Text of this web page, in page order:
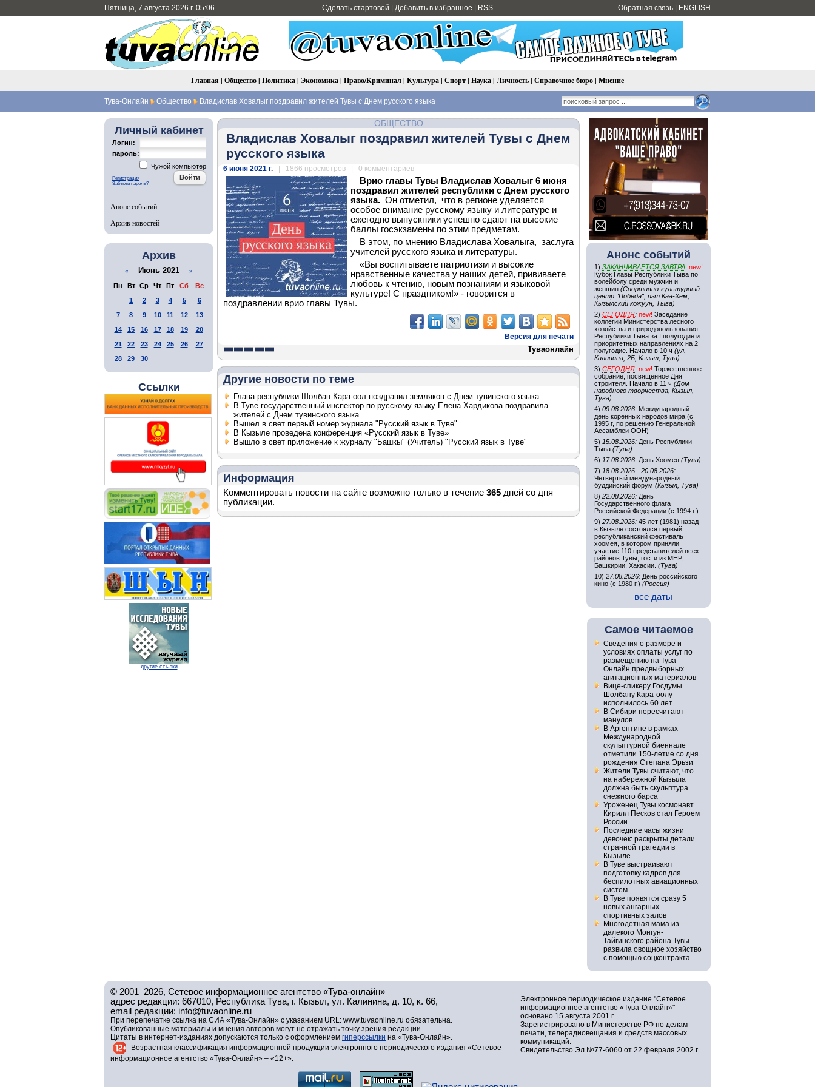
Пятница, 7 августа 2026 г. 05:06 Сделать стартовой Добавить в избранное RSS Обратная связь ENGLISH
Главная | Общество| Политика| Экономика| Право/Криминал| Культура| Спорт| Наука| Личность| Справочное бюро| Мнение
Тува-Онлайн Общество Владислав Ховалыг поздравил жителей Тувы с Днем русского языка
Личный кабинет
Логин:
пароль:
Чужой компьютер
Регистрация
Забыли пароль?
Анонс событий
Архив новостей
Архив
« Июнь 2021 »
Пн Вт Ср Чт Пт Сб
Вс
1
2 3 4 5
6
7
8 9 10 11 12
13
14
15 16 17 18 19
20
21
22 23 24 25 26
27
28
29 30
Ссылки
другие ссылки
ОБЩЕСТВО
Владислав Ховалыг поздравил жителей Тувы с Днем
русского языка
6 июня 2021 г. | 1866 просмотров | 0 комментариев
Врио главы Тувы Владислав Ховалыг 6 июня
поздравил жителей республики с Днем русского
языка. Он отметил, что в регионе уделяется
особое внимание русскому языку и литературе и
ежегодно выпускники успешно сдают на высокие
баллы госэкзамены по этим предметам.
В этом, по мнению Владислава Ховалыга, заслуга
учителей русского языка и литературы.
«Вы воспитываете патриотизм и высокие
нравственные качества у наших детей, прививаете
любовь к чтению, новым познаниям и языковой
культуре! С праздником!» - говорится в
поздравлении врио главы Тувы.
Версия для печати
Туваонлайн
Другие новости по теме
Глава республики Шолбан Кара-оол поздравил земляков с Днем тувинского языка
В Туве государственный инспектор по русскому языку Елена Хардикова поздравила
жителей с Днем тувинского языка
Вышел в свет первый номер журнала "Русский язык в Туве"
В Кызыле проведена конференция «Русский язык в Туве»
Вышло в свет приложение к журналу "Башкы" (Учитель) "Русский язык в Туве"
Информация
Комментировать новости на сайте возможно только в течение 365 дней со дня
публикации.
Анонс событий
1) ЗАКАНЧИВАЕТСЯ ЗАВТРА: new!
Кубок Главы Республики Тыва по
волейболу среди мужчин и
женщин (Спортивно-культурный
центр "Победа", пгт Каа-Хем,
Кызылский кожуун, Тыва)
2) СЕГОДНЯ: new! Заседание
коллегии Министерства лесного
хозяйства и природопользования
Республики Тыва за I полугодие и
приоритетных направлениях на 2
полугодие. Начало в 10 ч (ул.
Калинина, 2Б, Кызыл, Тува)
3) СЕГОДНЯ: new! Торжественное
собрание, посвященное Дня
строителя. Начало в 11 ч (Дом
народного творчества, Кызыл,
Тува)
4) 09.08.2026: Международный
день коренных народов мира (с
1995 г, по решению Генеральной
Ассамблеи ООН)
5) 15.08.2026: День Республики
Тыва (Тува)
6) 17.08.2026: День Хоомея (Тува)
7) 18.08.2026 - 20.08.2026:
Четвертый международный
буддийский форум (Кызыл, Тува)
8) 22.08.2026: День
Государственного флага
Российской Федерации (с 1994 г.)
9) 27.08.2026: 45 лет (1981) назад
в Кызыле состоялся первый
республиканский фестиваль
хоомея, в котором приняли
участие 110 представителей всех
районов Тувы, гости из МНР,
Башкирии, Хакасии. (Тува)
10) 27.08.2026: День российского
кино (с 1980 г.) (Россия)
все даты
Самое читаемое
Сведения о размере и
условиях оплаты услуг по
размещению на Тува-
Онлайн предвыборных
агитационных материалов
Вице-спикеру Госдумы
Шолбану Кара-оолу
исполнилось 60 лет
В Сибири пересчитают
манулов
В Аргентине в рамках
Международной
скульптурной биеннале
отметили 150-летие со дня
рождения Степана Эрьзи
Жители Тувы считают, что
на набережной Кызыла
должна быть скульптура
снежного барса
Уроженец Тувы космонавт
Кирилл Песков стал Героем
России
Последние часы жизни
девочек: раскрыты детали
странной трагедии в
Кызыле
В Туве выстраивают
подготовку кадров для
беспилотных авиационных
систем
В Туве появятся сразу 5
новых ангарных
спортивных залов
Многодетная мама из
далекого Монгун-
Тайгинского района Тувы
развила овощное хозяйство
с помощью соцконтракта
© 2001–2026, Сетевое информационное агентство «Тува-онлайн»
адрес редакции: 667010, Республика Тува, г. Кызыл, ул. Калинина, д. 10, к. 66,
email редакции: info@tuvaonline.ru
При перепечатке ссылка на СИА «Тува-Онлайн» с указанием URL: www.tuvaonline.ru обязательна.
Опубликованные материалы и мнения авторов могут не отражать точку зрения редакции.
Цитаты в интернет-изданиях допускаются только с оформлением гиперссылки на «Тува-Онлайн».
Возрастная классификация информационной продукции электронного периодического издания «Сетевое
информационное агентство «Тува-Онлайн» – «12+».
Электронное периодическое издание "Сетевое
информационное агентство «Тува-Онлайн»"
основано 15 августа 2001 г.
Зарегистрировано в Министерстве РФ по делам
печати, телерадиовещания и средств массовых
коммуникаций.
Свидетельство Эл №77-6060 от 22 февраля 2002 г.